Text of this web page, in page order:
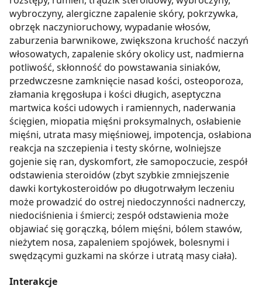
wybroczyny, alergiczne zapalenie skóry, pokrzywka,
obrzęk naczynioruchowy, wypadanie włosów,
zaburzenia barwnikowe, zwiększona kruchość naczyń
włosowatych, zapalenie skóry okolicy ust, nadmierna
potliwość, skłonność do powstawania siniaków,
przedwczesne zamknięcie nasad kości, osteoporoza,
złamania kręgosłupa i kości długich, aseptyczna
martwica kości udowych i ramiennych, naderwania
ścięgien, miopatia mięśni proksymalnych, osłabienie
mięśni, utrata masy mięśniowej, impotencja, osłabiona
reakcja na szczepienia i testy skórne, wolniejsze
gojenie się ran, dyskomfort, złe samopoczucie, zespół
odstawienia steroidów (zbyt szybkie zmniejszenie
dawki kortykosteroidów po długotrwałym leczeniu
może prowadzić do ostrej niedoczynności nadnerczy,
niedociśnienia i śmierci; zespół odstawienia może
objawiać się gorączką, bólem mięśni, bólem stawów,
nieżytem nosa, zapaleniem spojówek, bolesnymi i
swędzącymi guzkami na skórze i utratą masy ciała).
Interakcje